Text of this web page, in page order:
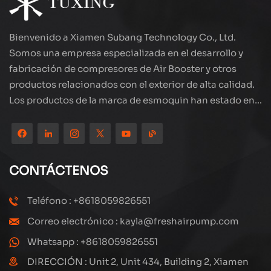
sobrecarga de energía automática. Ya sea que se
trate de inflación de neumáticos o operación de
bomba de aire pequeño, es su socio confiable.
Bienvenido a Xiamen Subang Technology Co., Ltd.
Somos una empresa especializada en el desarrollo y
fabricación de compresores de Air Booster y otros
productos relacionados con el exterior de alta calidad.
Los productos de la marca de esmoquin han estado en
ubicada en el hermoso paisaje de la ciudad costera:
Xiamen, nuestros productos se exportan a más de 80
países y regiones, con una excelente calidad ha ganado
una amplia reputación internacional. Subang
Technology tiene un equipo de ventas profesional y un
estamos explorando y estudiando cómo actualizar
continuamente nuestros productos a través de la
innovación para satisfacer las crecientes necesidades
CONTÁCTENOS
Teléfono : +8618059826551
Correo electrónico : kayla@freshairpump.com
Whatsapp : +8618059826551
DIRECCIÓN : Unit 2, Unit 434, Building 2, Xiamen